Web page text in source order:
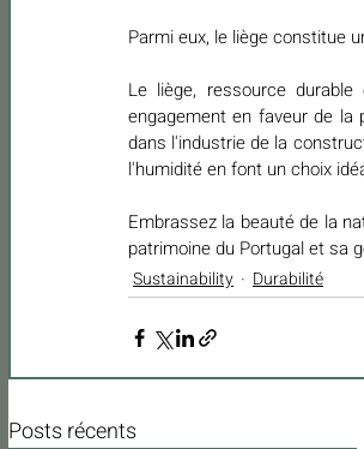
Parmi eux, le liège constitue
Le liège, ressource
engagement en faveur de la
dans l'industrie de la
l'humidité en font un choix
Embrassez la beauté de la
patrimoine du Portugal et sa
Sustainability Durabilité
Posts récents